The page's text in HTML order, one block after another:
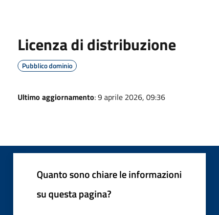
Licenza di distribuzione
Pubblico dominio
Ultimo aggiornamento: 9 aprile 2026, 09:36
Quanto sono chiare le informazioni
su questa pagina?